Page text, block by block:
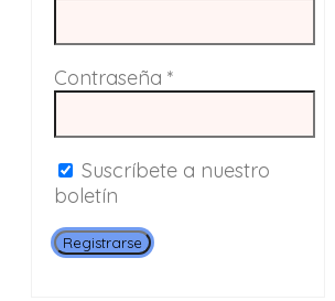
Contraseña *
Suscríbete a nuestro
boletín
Registrarse